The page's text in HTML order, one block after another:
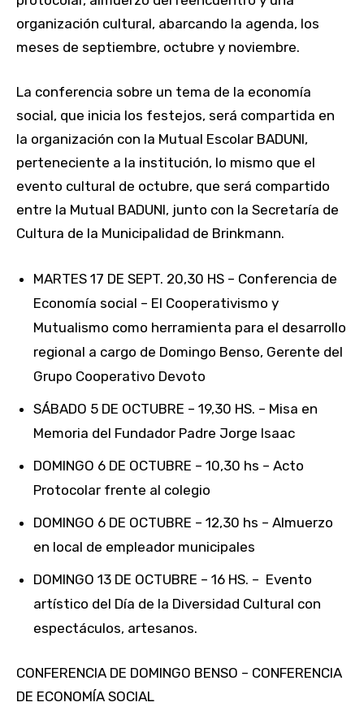
organización cultural, abarcando la agenda, los
meses de septiembre, octubre y noviembre.
La conferencia sobre un tema de la economía
social, que inicia los festejos, será compartida en
la organización con la Mutual Escolar BADUNI,
perteneciente a la institución, lo mismo que el
evento cultural de octubre, que será compartido
entre la Mutual BADUNI, junto con la Secretaría de
Cultura de la Municipalidad de Brinkmann.
MARTES 17 DE SEPT. 20,30 HS – Conferencia de
Economía social – El Cooperativismo y
Mutualismo como herramienta para el desarrollo
regional a cargo de Domingo Benso, Gerente del
Grupo Cooperativo Devoto
SÁBADO 5 DE OCTUBRE – 19,30 HS. – Misa en
Memoria del Fundador Padre Jorge Isaac
DOMINGO 6 DE OCTUBRE – 10,30 hs – Acto
Protocolar frente al colegio
DOMINGO 6 DE OCTUBRE – 12,30 hs – Almuerzo
en local de empleador municipales
DOMINGO 13 DE OCTUBRE – 16 HS. – Evento
artístico del Día de la Diversidad Cultural con
espectáculos, artesanos.
CONFERENCIA DE DOMINGO BENSO – CONFERENCIA
DE ECONOMÍA SOCIAL